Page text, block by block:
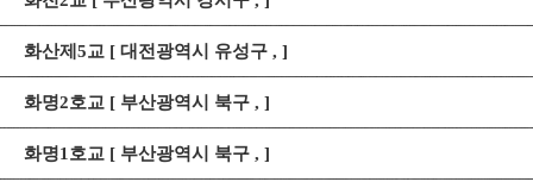
화산제5교 [ 대전광역시 유성구 , ]
화명2호교 [ 부산광역시 북구 , ]
화명1호교 [ 부산광역시 북구 , ]